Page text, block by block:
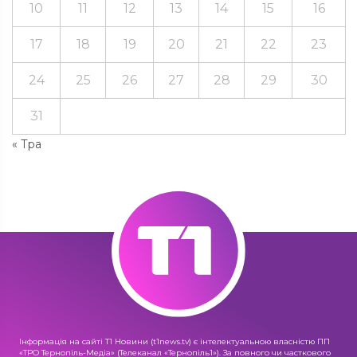
« Тра
10 11 12 13 14 15 16
17 18 19 20 21 22 23
24 25 26 27 28 29 30
31
Інформація на сайті Т1 Новини (t1news.tv) є інтелектуальною власністю ПП
«ТРО Тернопіль-Медіа» (Телеканал «Тернопіль1»). За повного чи часткового